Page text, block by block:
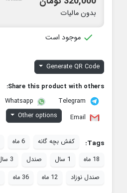
بدون مالیات
 موجود است
Generate QR Code
Share this product with others:
Telegram
Whatsapp
Email
Other options
Tags: کفش بچه گانه 6 ماه
18 ماه
1 سال صندل 3 سال
صندل نوزاد
12 ماه 36 ماه